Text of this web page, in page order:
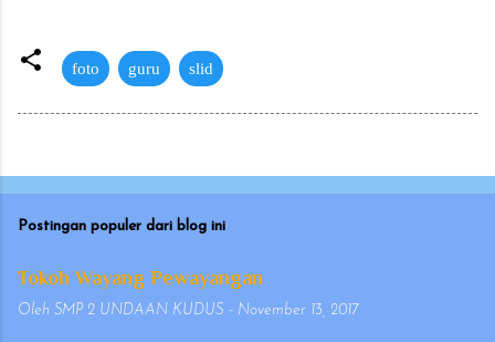
foto guru slid
Postingan populer dari blog ini
Tokoh Wayang Pewayangan
Oleh SMP 2 UNDAAN KUDUS - November 13, 2017